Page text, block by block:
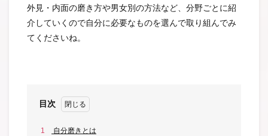
外見・内面の磨き方や男女別の方法など、分野ごとに紹
介していくので自分に必要なものを選んで取り組んでみ
てくださいね。
目次
1 自分磨きとは